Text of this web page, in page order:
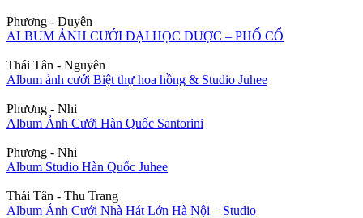
Phương - Duyên
ALBUM ẢNH CƯỚI ĐẠI HỌC DƯỢC – PHỐ CỔ
Thái Tân - Nguyên
Album ảnh cưới Biệt thự hoa hồng & Studio Juhee
Phương - Nhi
Album Ảnh Cưới Hàn Quốc Santorini
Phương - Nhi
Album Studio Hàn Quốc Juhee
Thái Tân - Thu Trang
Album Ảnh Cưới Nhà Hát Lớn Hà Nội – Studio